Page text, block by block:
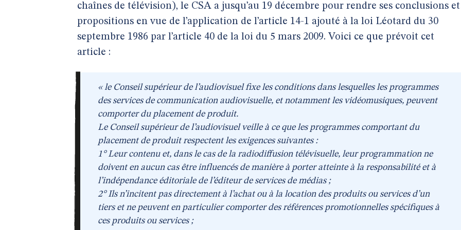
chaînes de télévision), le CSA a jusqu’au 19 décembre pour rendre ses conclusions et
propositions en vue de l’application de l’article 14-1 ajouté à la loi Léotard du 30
septembre 1986 par l’article 40 de la loi du 5 mars 2009. Voici ce que prévoit cet
article :
« le Conseil supérieur de l’audiovisuel fixe les conditions dans lesquelles les programmes
des services de communication audiovisuelle, et notamment les vidéomusiques, peuvent
comporter du placement de produit.
Le Conseil supérieur de l’audiovisuel veille à ce que les programmes comportant du
placement de produit respectent les exigences suivantes :
1° Leur contenu et, dans le cas de la radiodiffusion télévisuelle, leur programmation ne
doivent en aucun cas être influencés de manière à porter atteinte à la responsabilité et à
l’indépendance éditoriale de l’éditeur de services de médias ;
2° Ils n’incitent pas directement à l’achat ou à la location des produits ou services d’un
tiers et ne peuvent en particulier comporter des références promotionnelles spécifiques à
ces produits ou services ;